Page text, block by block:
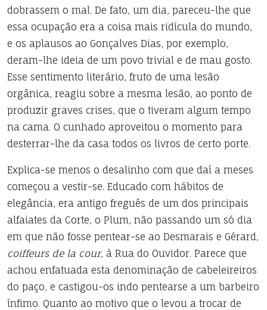
dobrassem o mal. De fato, um dia, pareceu-lhe que
essa ocupação era a coisa mais ridícula do mundo,
e os aplausos ao Gonçalves Dias, por exemplo,
deram-lhe ideia de um povo trivial e de mau gosto.
Esse sentimento literário, fruto de uma lesão
orgânica, reagiu sobre a mesma lesão, ao ponto de
produzir graves crises, que o tiveram algum tempo
na cama. O cunhado aproveitou o momento para
desterrar-lhe da casa todos os livros de certo porte.
Explica-se menos o desalinho com que daí a meses
começou a vestir-se. Educado com hábitos de
elegância, era antigo freguês de um dos principais
alfaiates da Corte, o Plum, não passando um só dia
em que não fosse pentear-se ao Desmarais e Gérard,
coiffeurs de la cour, à Rua do Ouvidor. Parece que
achou enfatuada esta denominação de cabeleireiros
do paço, e castigou-os indo pentearse a um barbeiro
ínfimo. Quanto ao motivo que o levou a trocar de